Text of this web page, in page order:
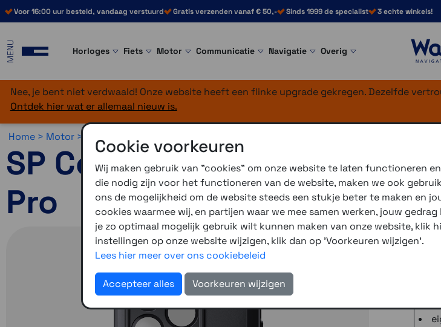
Voor 16:00 uur besteld, vandaag verstuurd Gratis verzenden vanaf € 50,- Sinds 1999 de specialist 3 echte winkels!
MENU Horloges Fiets Motor Communicatie Navigatie Overig
Nee, je bent niet verdwaald! Onze website heeft een flinke upgrade gekregen. Dezelfde
Ontdek hier wat er allemaal nieuw is.
Home > Motor >
SP Connect Phone Case
Pro
De
met
Cookie voorkeuren
Wij maken gebruik van "cookies" om onze website te laten functioneren
die nodig zijn voor het functioneren van de website, maken we ook
ons de mogelijkheid om de website steeds een stukje beter te maken en
cookies waarmee wij, en partijen waar we mee samen werken, jouw
je zo optimaal mogelijk gebruik wilt kunnen maken van onze website, klik
instellingen op onze website wijzigen, klik dan op 'Voorkeuren wijzigen'.
Lees hier meer over ons cookiebeleid
Accepteer alles Voorkeuren wijzigen